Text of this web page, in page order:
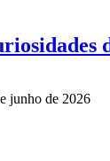
junho de 2026